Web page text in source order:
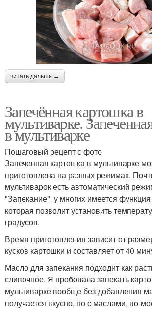
читать дальше →
Запечённая картошка в
мультиварке.
в мультиварке
Пошаговый рецепт с фото
Запеченная картошка в мультиварке
приготовлена на разных режимах.
мультиварок есть автоматический
"Запекание", у многих имеется
которая позволит установить
градусов.
Время приготовления зависит от
кусков картошки и составляет от 40
Масло для запекания подходит как
сливочное. Я пробовала запекать
мультиварке вообще без добавления
получается вкусно, но с маслами, по-